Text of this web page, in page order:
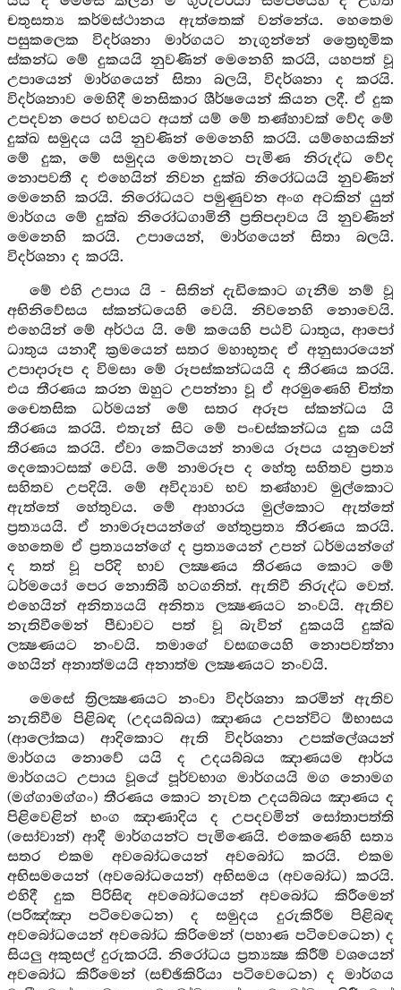
චතුසත්‍ය කර්මස්ථානය ඇත්තෙක් වන්නේය. හෙතෙම
පසුකලෙක විදර්ශනා මාර්ගයට නැගුන්නේ ත්‍රෛභූමික
ස්කන්ධ මේ දුකයයි නුවණින් මෙනෙහි කරයි, යහපත් වූ
උපායෙන් මාර්ගයෙන් සිතා බලයි, විදර්ශනා ද කරයි.
විදර්ශනාව මෙහිදී මනසිකාර ශීර්ෂයෙන් කියන ලදී. ඒ දුක
උපදවන පෙර භවයට අයත් යම් මේ තණ්හාවක් වේද මේ
දුක්ඛ සමුදය යයි නුවණින් මෙනෙහි කරයි. යම්හෙයකින්
මේ දුක, මේ සමුදය මෙතැනට පැමිණ නිරුද්ධ වේද
නොපවතී ද එහෙයින් නිවන දුක්ඛ නිරෝධයයි නුවණින්
මෙනෙහි කරයි. නිරෝධයට පමුණුවන අංග අටකින් යුත්
මාර්ගය මේ දුක්ඛ නිරෝධගාමිනී ප්‍රතිපදාවය යි නුවණින්
මෙනෙහි කරයි. උපායෙන්, මාර්ගයෙන් සිතා බලයි.
විදර්ශනා ද කරයි.
මේ එහි උපාය යි - සිතින් දැඩිකොට ගැනීම නම් වූ
අභිනිවේසය ස්කන්ධයෙහි වෙයි. නිවනෙහි නොවෙයි.
එහෙයින් මේ අර්ථය යි. මේ කයෙහි පඨවි ධාතුය, ආපෝ
ධාතුය යනාදී ක්‍රමයෙන් සතර මහාභූතද ඒ අනුසාරයෙන්
උපාදාරූප ද විමසා මේ රූපස්කන්ධයයි ද තීරණය කරයි.
එය තීරණය කරන ඔහුට උපන්නා වූ ඒ අරමුණෙහි චිත්ත
චෛතසික ධර්මයන් මේ සතර අරූප ස්කන්ධය යි
තීරණය කරයි. එතැන් සිට මේ පංචස්කන්ධය දුක යයි
තීරණය කරයි. ඒවා කෙටියෙන් නාමය රූපය යනුවෙන්
දෙකොටසක් වෙයි. මේ නාමරූප ද හේතු සහිතව ප්‍රත්‍ය
සහිතව උපදියි. මේ අවිද්‍යාව භව තණ්හාව මුල්කොට
ඇත්තේ හේතුවය. මේ ආහාරය මුල්කොට ඇත්තේ
ප්‍රත්‍යයයි. ඒ නාමරූපයන්ගේ හේතුප්‍රත්‍ය තීරණය කරයි.
හෙතෙම ඒ ප්‍රත්‍යයන්ගේ ද ප්‍රත්‍යයෙන් උපන් ධර්මයන්ගේ
ද තත් වූ පරිදි භාව ලක්‍ෂණය තීරණය කොට මේ
ධර්මයෝ පෙර නොතිබී හටගනිත්. ඇතිවී නිරුද්ධ වෙත්.
එහෙයින් අනිත්‍යයයි අනිත්‍ය ලක්‍ෂණයට නංවයි. ඇතිව
නැතිවීමෙන් පීඩාවට පත් වූ බැවින් දුකයයි දුක්ඛ
ලක්‍ෂණයට නංවයි. තමාගේ වසඟයෙහි නොපවත්නා
හෙයින් අනාත්මයයි අනාත්ම ලක්‍ෂණයට නංවයි.
මෙසේ ත්‍රිලක්‍ෂණයට නංවා විදර්ශනා කරමින් ඇතිව
නැතිවීම පිළිබඳ (උදයබ්බය) ඤාණය උපන්විට ඕභාසය
(ආලෝකය) ආදිකොට ඇති විදර්ශනා උපක්ලේශයන්
මාර්ගය නොවේ යයි ද උදයබ්බය ඤාණයම ආර්ය
මාර්ගයට උපාය වූයේ පූර්වභාග මාර්ගයයි මග නොමග
(මග්ගාමග්ගං) තීරණය කොට නැවත උදයබ්බය ඤාණය ද
පිළිවෙළින් භංග ඤාණාදිය ද උපදවමින් සෝතාපත්ති
(සෝවාන්) ආදී මාර්ගයන්ට පැමිණෙයි. එකෙණෙහි සත්‍ය
සතර එකම අවබෝධයෙන් අවබෝධ කරයි. එකම
අභිසමයෙන් (අවබෝධයෙන්) අභිසමය (අවබෝධ) කරයි.
එහිදී දුක පිරිසිඳ අවබෝධයෙන් අවබෝධ කිරීමෙන්
(පරිඤ්ඤා පටිවෙධෙන) ද සමුදය දුරුකිරීම පිළිබඳ
අවබෝධයෙන් අවබෝධ කිරිමෙන් (පහාණ පටිවෙධෙන) ද
සියලු අකුසල් දුරුකරයි. නිරෝධය ප්‍රත්‍යක්‍ෂ කිරීම් වශයෙන්
අවබෝධ කිරීමෙන් (සච්ඡිකිරියා පටිවෙධෙන) ද මාර්ගය